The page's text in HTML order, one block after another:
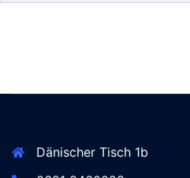
Dänischer Tisch 1b